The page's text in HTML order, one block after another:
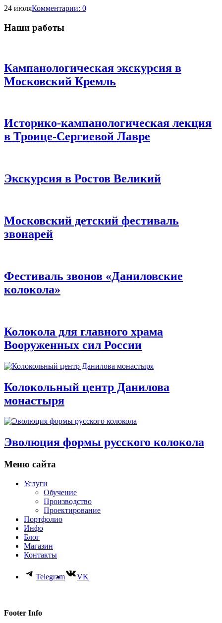
24 июляКомментарии: 0
Наши работы
Кампанологическая экскурсия в
Московский Кремль
Историко-кампанологическая лекция
в Троице-Сергиевой Лавре
Экскурсия в Ростов Великий
Московский детский фестиваль
звонарей
Фестиваль звонов «Даниловские
колокола»
Колокола для главного храма
Вооруженных сил России
Колокольный центр Данилова
монастыря
Эволюция формы русского колокола
Меню сайта
Услуги
Обучение
Производство
Проектирование
Портфолио
Инфо
Блог
Магазин
Контакты
Telegram VK
Footer Info